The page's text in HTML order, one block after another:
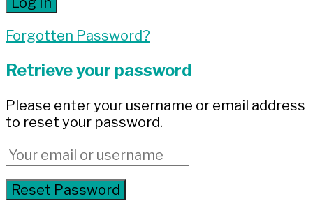
Forgotten Password?
Retrieve your password
Please enter your username or email address
to reset your password.